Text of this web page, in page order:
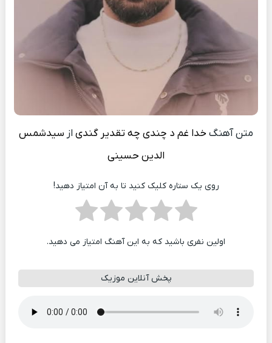
متن آهنگخدا غم د چندی چه تقدیر گندی از سیدشمس
الدین حسینی
روی یک ستاره کلیک کنید تا به آن امتیاز دهید!
اولین نفری باشید که به این آهنگ امتیاز می دهید.
پخش آنلاین موزیک